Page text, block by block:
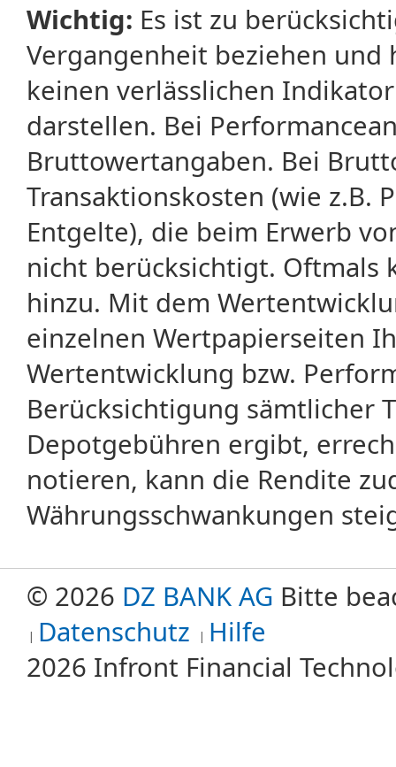
Wichtig: Es ist zu
Vergangenheit beziehen
keinen verlässlichen
darstellen. Bei
Bruttowertangaben. Bei
Transaktionskosten (wie z.B.
Entgelte), die beim Erwerb
nicht berücksichtigt. Oftmals
hinzu. Mit dem
einzelnen Wertpapierseiten
Wertentwicklung bzw.
Berücksichtigung sämtlicher
Depotgebühren ergibt,
notieren, kann die Rendite
Währungsschwankungen
© 2026 DZ BANK AG Bitte
Datenschutz Hilfe
2026 Infront Financial